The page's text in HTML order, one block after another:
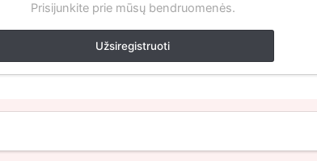
Prisijunkite prie mūsų bendruomenės.
Užsiregistruoti